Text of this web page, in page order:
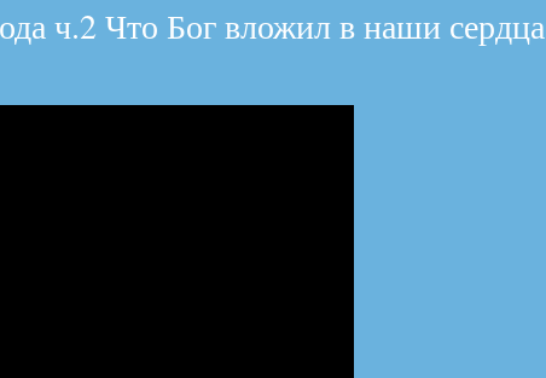
ч.2 Что Бог вложил в наши сердца